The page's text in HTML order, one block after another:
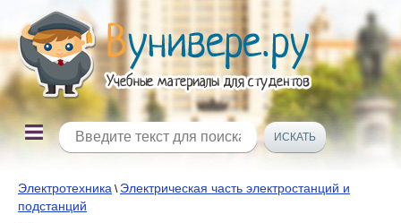
Электротехника \ Электрическая часть электростанций и
подстанций